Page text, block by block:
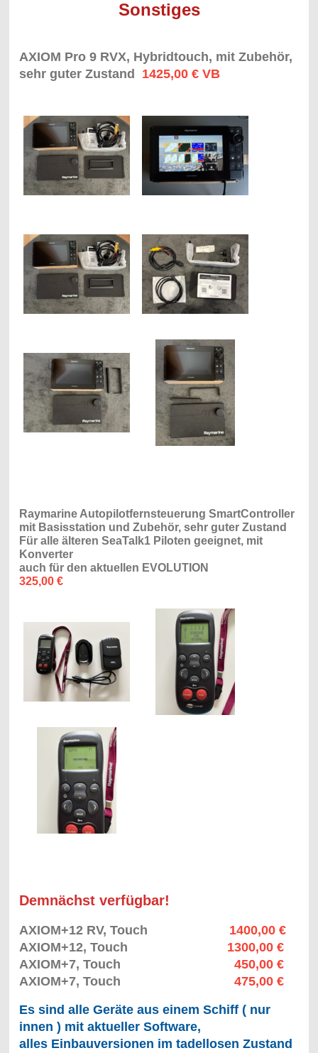
Sonstiges
AXIOM Pro 9 RVX, Hybridtouch, mit Zubehör,
sehr guter Zustand 1425,00 € VB
Raymarine Autopilotfernsteuerung SmartController
mit Basisstation und Zubehör, sehr guter Zustand
Für alle älteren SeaTalk1 Piloten geeignet, mit
Konverter
auch für den aktuellen EVOLUTION
325,00 €
Demnächst verfügbar!
AXIOM+12 RV, Touch 1400,00 €
AXIOM+12, Touch 1300,00 €
AXIOM+7, Touch 450,00 €
AXIOM+7, Touch 475,00 €
Es sind alle Geräte aus einem Schiff ( nur
innen ) mit aktueller Software,
alles Einbauversionen im tadellosen Zustand